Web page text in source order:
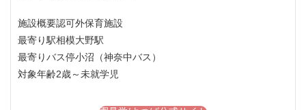
施設概要認可外保育施設
最寄り駅相模大野駅
最寄りバス停小沼（神奈中バス）
対象年齢2歳～未就学児